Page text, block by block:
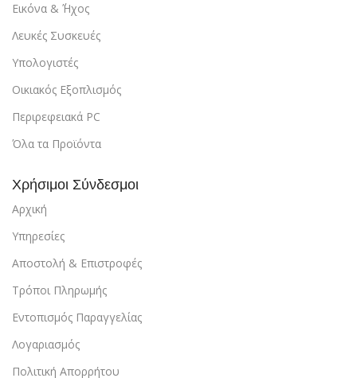
Εικόνα & ΄Ήχος
Λευκές Συσκευές
Υπολογιστές
Οικιακός Εξοπλισμός
Περιρεφειακά PC
Όλα τα Προϊόντα
Χρήσιμοι Σύνδεσμοι
Αρχική
Υπηρεσίες
Αποστολή & Επιστροφές
Τρόποι Πληρωμής
Εντοπισμός Παραγγελίας
Λογαριασμός
Πολιτική Απορρήτου